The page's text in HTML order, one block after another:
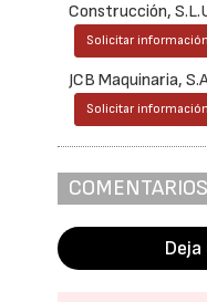
Construcción,
Solicitar información
JCB Maquinaria,
Solicitar información